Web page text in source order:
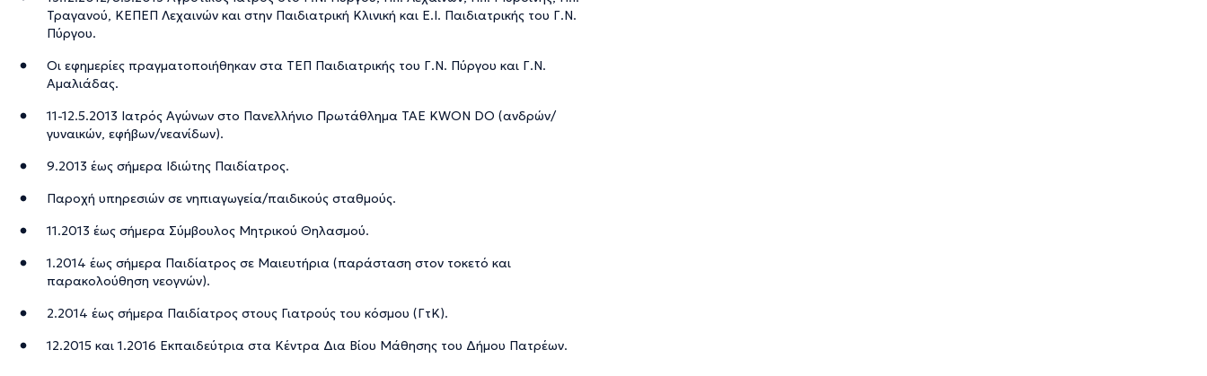
Τραγανού, ΚΕΠΕΠ Λεχαινών και στην Παιδιατρική Κλινική και Ε.Ι. Παιδιατρικής του Γ.Ν.
Πύργου.
Οι εφημερίες πραγματοποιήθηκαν στα ΤΕΠ Παιδιατρικής του Γ.Ν. Πύργου και Γ.Ν.
Αμαλιάδας.
11-12.5.2013 Ιατρός Αγώνων στο Πανελλήνιο Πρωτάθλημα TAE KWON DO (ανδρών/
γυναικών, εφήβων/νεανίδων).
9.2013 έως σήμερα Ιδιώτης Παιδίατρος.
Παροχή υπηρεσιών σε νηπιαγωγεία/παιδικούς σταθμούς.
11.2013 έως σήμερα Σύμβουλος Μητρικού Θηλασμού.
1.2014 έως σήμερα Παιδίατρος σε Μαιευτήρια (παράσταση στον τοκετό και
παρακολούθηση νεογνών).
2.2014 έως σήμερα Παιδίατρος στους Γιατρούς του κόσμου (ΓτΚ).
12.2015 και 1.2016 Εκπαιδεύτρια στα Κέντρα Δια Βίου Μάθησης του Δήμου Πατρέων.